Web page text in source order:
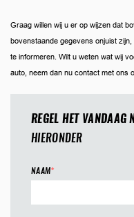
Graag willen wij u er op wijzen dat
bovenstaande gegevens onjuist
te informeren. Wilt u weten wat wij
auto, neem dan nu contact met ons
REGEL HET VANDAAG
HIERONDER
NAAM*